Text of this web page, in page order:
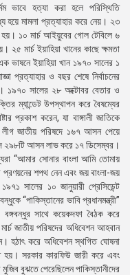
ভাবে হত্যা করা হলে পরিস্থিতি
হয়ে মামলা প্রত্যাহার করে নেয়। ২৩
১০ মার্চ আইয়ুবের গোল টেবিলে ৬
২৫ মার্চ ইয়াহিয়া খানের কাছে ক্ষমতা
ইয়াহিয়া খান ১৯৭০ সালের ১
প্রত্যাহার ও বছর শেষে নির্বাচনের
১৯৭০ সালের ২৮ অক্টোবর বেতার ও
ম্যান্ডেট উপস্থাপন করে বৈষম্যের
প্রকাশ করেন, যা বাঙ্গালী জাতিকে
জাতীয় পরিষদে ১৬৭ আসন পেয়ে
২৯৮টি আসন লাভ করে ১৭ ডিসেম্বর।
“আমার সোনার বাংলা আমি তোমায়
প্রণয়নের শপথ নেন এবং জয় বাংলা-জয়
সালের ১০ জানুয়ারী প্রেসিডেন্ট
“পাকিস্তানের ভাবি প্রধানমন্ত্রী”
সাথে কয়েকদফা বৈঠক করে
জাতীয় পরিষদের অধিবেশন আহবান
হঠাৎ করে অধিবেশন স্থগিত ঘোষনা
হয়। সরকার কারফিউ জারী করে এবং
বুঝতে পেরেছিলেন পাকিস্তানীদের